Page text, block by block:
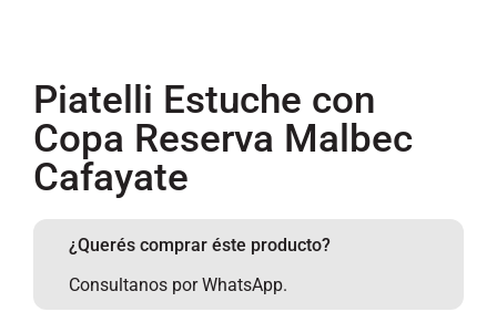
Piatelli Estuche con
Copa Reserva Malbec
Cafayate
¿Querés comprar éste producto?
Consultanos por WhatsApp.